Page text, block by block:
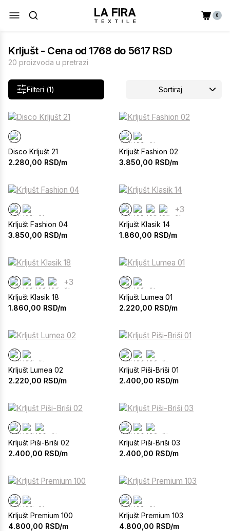
0
Krljušt - Cena od 1768 do 5617 RSD
20 proizvoda u pretrazi
Filteri (1) Sortiraj
Disco Krljušt 21
2.280,00 RSD/m
Krljušt Fashion 02
3.850,00 RSD/m
Krljušt Fashion 04
3.850,00 RSD/m
+3
Krljušt Klasik 14
1.860,00 RSD/m
+3
Krljušt Klasik 18
1.860,00 RSD/m
Krljušt Lumea 01
2.220,00 RSD/m
Krljušt Lumea 02
2.220,00 RSD/m
Krljušt Piši-Briši 01
2.400,00 RSD/m
Krljušt Piši-Briši 02
2.400,00 RSD/m
Krljušt Piši-Briši 03
2.400,00 RSD/m
Krljušt Premium 100
4.800,00 RSD/m
Krljušt Premium 103
4.800,00 RSD/m